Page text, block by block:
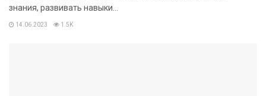
знания, развивать навыки...
14.06.2023 1.5K